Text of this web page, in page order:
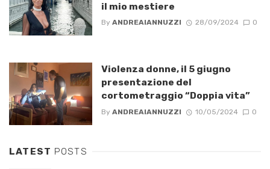
il mio mestiere
By ANDREAIANNUZZI 28/09/2024 0
Violenza donne, il 5 giugno
presentazione del
cortometraggio “Doppia vita”
By ANDREAIANNUZZI 10/05/2024 0
LATEST POSTS